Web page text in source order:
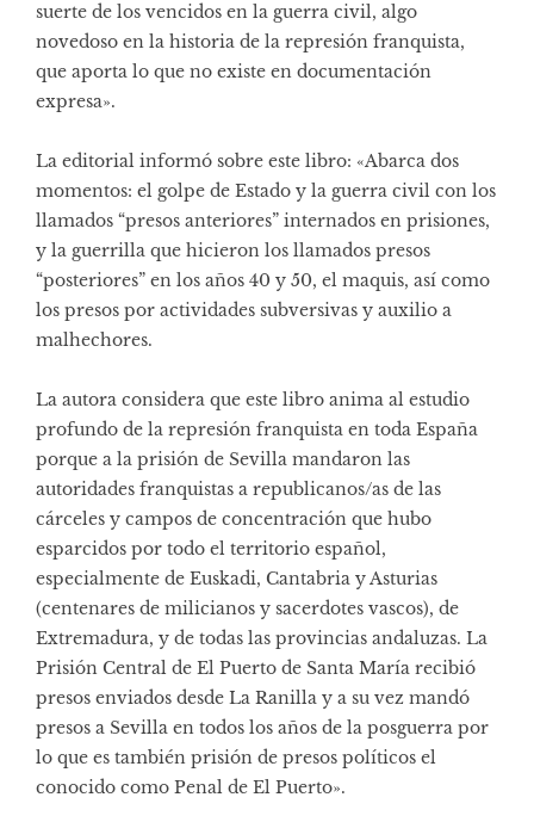
suerte de los vencidos en la guerra civil, algo
novedoso en la historia de la represión franquista,
que aporta lo que no existe en documentación
expresa».
La editorial informó sobre este libro: «Abarca dos
momentos: el golpe de Estado y la guerra civil con los
llamados “presos anteriores” internados en prisiones,
y la guerrilla que hicieron los llamados presos
“posteriores” en los años 40 y 50, el maquis, así como
los presos por actividades subversivas y auxilio a
malhechores.
La autora considera que este libro anima al estudio
profundo de la represión franquista en toda España
porque a la prisión de Sevilla mandaron las
autoridades franquistas a republicanos/as de las
cárceles y campos de concentración que hubo
esparcidos por todo el territorio español,
especialmente de Euskadi, Cantabria y Asturias
(centenares de milicianos y sacerdotes vascos), de
Extremadura, y de todas las provincias andaluzas. La
Prisión Central de El Puerto de Santa María recibió
presos enviados desde La Ranilla y a su vez mandó
presos a Sevilla en todos los años de la posguerra por
lo que es también prisión de presos políticos el
conocido como Penal de El Puerto».